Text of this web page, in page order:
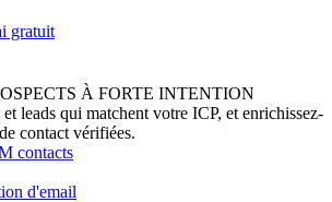
gratuit
À FORTE INTENTION
leads qui matchent votre ICP, et enrichissez-
contact vérifiées.
contacts
d'email